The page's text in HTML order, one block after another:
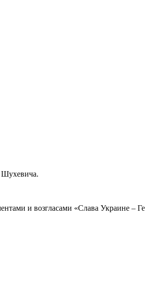
Шухевича.
и возгласами «Слава Украине –